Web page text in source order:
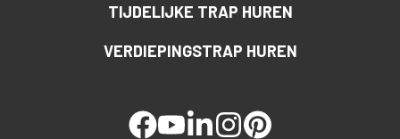
TIJDELIJKE TRAP HUREN
VERDIEPINGSTRAP HUREN
facebook
youtube
linkedinstagram
pinterest